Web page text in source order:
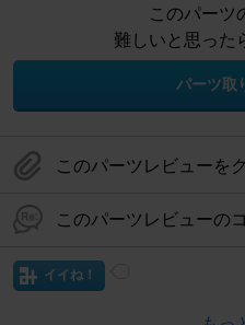
このパーツ
難しいと思った
パーツ取
このパーツレビューを
このパーツレビューの
イイね！